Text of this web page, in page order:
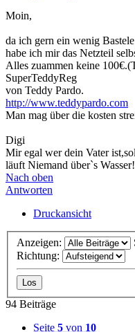
Moin,
da ich gern ein wenig
habe ich mir das Netzteil
Alles zuammen keine
SuperTeddyReg
von Teddy Pardo.
http://www.teddypardo.com
Man mag über die kosten
Digi
Mir egal wer dein Vater
läuft Niemand über`s Wasser!
Nach oben
Antworten
Druckansicht
Anzeigen:
Richtung:
94 Beiträge
Seite 5 von 10